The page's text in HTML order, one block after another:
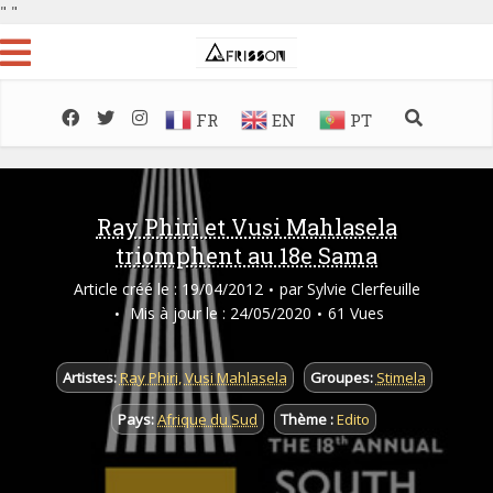
" "
FR EN PT
Ray Phiri et Vusi Mahlasela
triomphent au 18e Sama
Article créé le : 19/04/2012 par Sylvie Clerfeuille
Mis à jour le : 24/05/2020
61 Vues
Artistes: Ray Phiri,Vusi Mahlasela Groupes: Stimela
Pays:Afrique du Sud Thème :Edito